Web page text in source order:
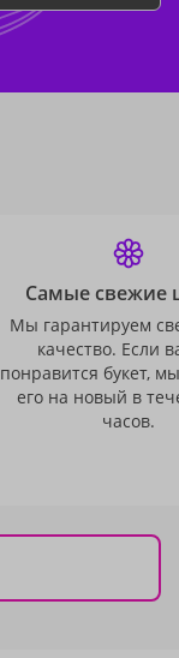
Самые свежие
Мы гарантируем
качество. Если
понравится букет,
его на новый в
часов.